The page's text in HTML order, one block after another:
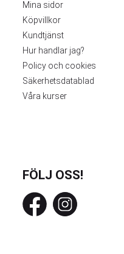
Mina sidor
Köpvillkor
Kundtjänst
Hur handlar jag?
Policy och cookies
Säkerhetsdatablad
Våra kurser
FÖLJ OSS!